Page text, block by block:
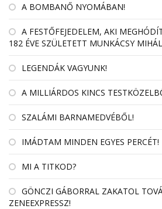
A BOMBANŐ NYOMÁBAN!
A FESTŐFEJEDELEM, AKI
182 ÉVE SZÜLETETT MUNKÁCSY
LEGENDÁK VAGYUNK!
A MILLIÁRDOS KINCS
SZALÁMI BARNAMEDVÉBŐL!
IMÁDTAM MINDEN EGYES PERCÉT!
MI A TITKOD?
GÖNCZI GÁBORRAL ZAKATOL
ZENEEXPRESSZ!